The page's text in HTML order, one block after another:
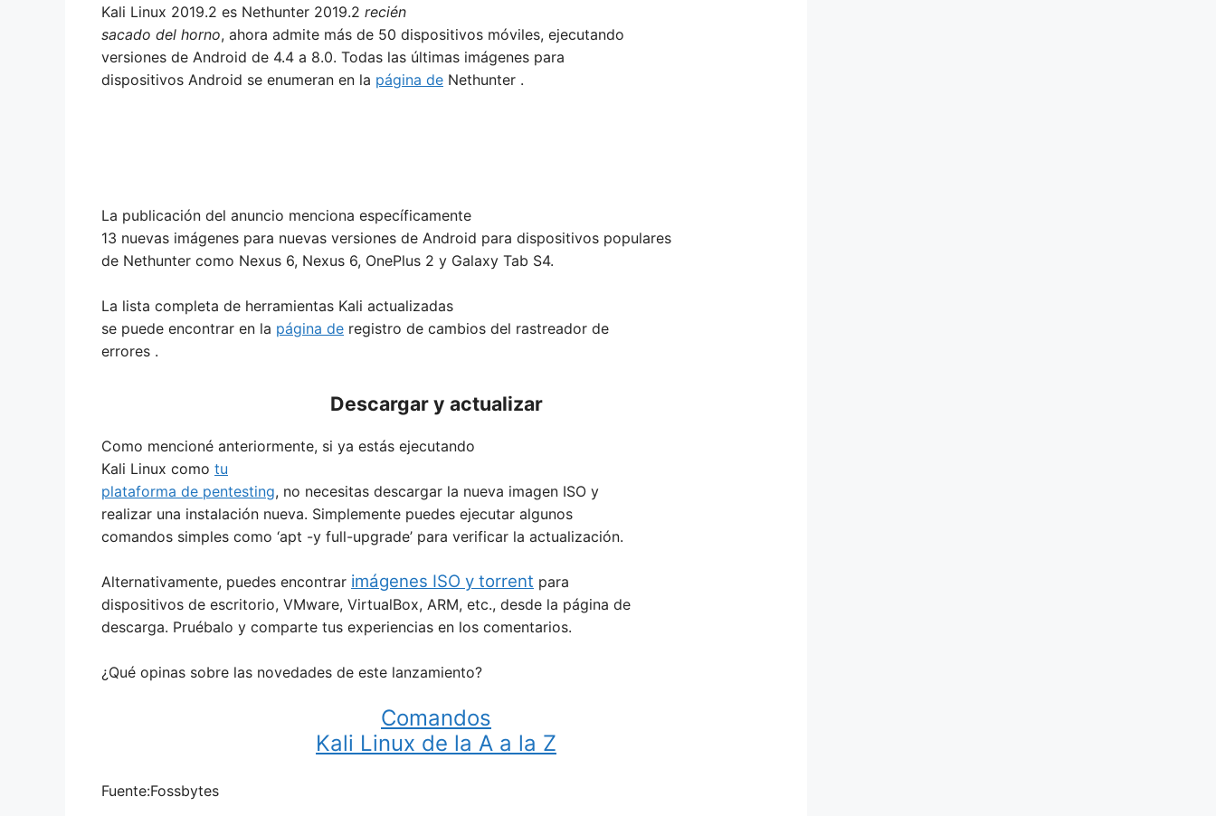
Kali Linux 2019.2 es Nethunter 2019.2 recién
sacado del horno, ahora admite más de 50 dispositivos móviles, ejecutando
versiones de Android de 4.4 a 8.0. Todas las últimas imágenes para
dispositivos Android se enumeran en la página de Nethunter .
La publicación del anuncio menciona específicamente
13 nuevas imágenes para nuevas versiones de Android para dispositivos populares
de Nethunter como Nexus 6, Nexus 6, OnePlus 2 y Galaxy Tab S4.
La lista completa de herramientas Kali actualizadas
se puede encontrar en la página de registro de cambios del rastreador de
errores .
Descargar y actualizar
Como mencioné anteriormente, si ya estás ejecutando
Kali Linux como tu
plataforma de pentesting, no necesitas descargar la nueva imagen ISO y
realizar una instalación nueva. Simplemente puedes ejecutar algunos
comandos simples como ‘apt -y full-upgrade’ para verificar la actualización.
Alternativamente, puedes encontrar imágenes ISO y torrent para
dispositivos de escritorio, VMware, VirtualBox, ARM, etc., desde la página de
descarga. Pruébalo y comparte tus experiencias en los comentarios.
¿Qué opinas sobre las novedades de este lanzamiento?
Comandos
Kali Linux de la A a la Z
Fuente:Fossbytes